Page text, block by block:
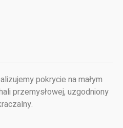
pokrycie na małym
przemysłowej, uzgodniony